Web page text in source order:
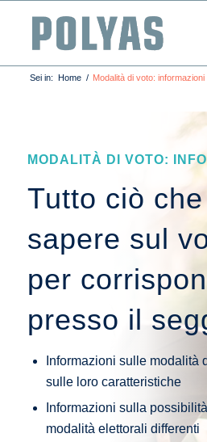
Sei in: Home / Modalità di voto: informazioni
MODALITÀ DI VOTO:
Tutto ciò che
sapere sul
per
presso il
Informazioni sulle modalità
sulle loro caratteristiche
Informazioni sulla
modalità elettorali differenti